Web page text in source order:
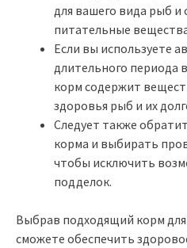
для вашего вида рыб
питательные
Если вы используете
длительного периода
корм содержит
здоровья рыб и их
Следует также
корма и выбирать
чтобы исключить
подделок.
Выбрав подходящий корм
сможете обеспечить